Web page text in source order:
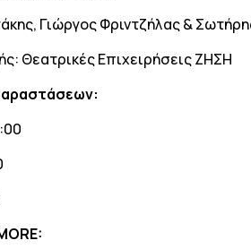
Γιώργος Φριντζήλας &
Θεατρικές Επιχειρήσεις ΖΗΣΗ
:
: